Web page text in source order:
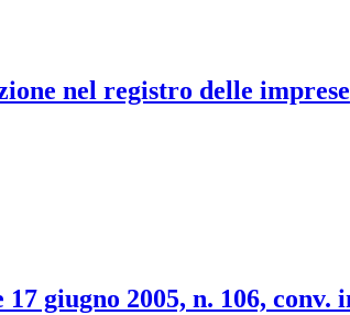
nel registro delle imprese
giugno 2005, n. 106, conv.